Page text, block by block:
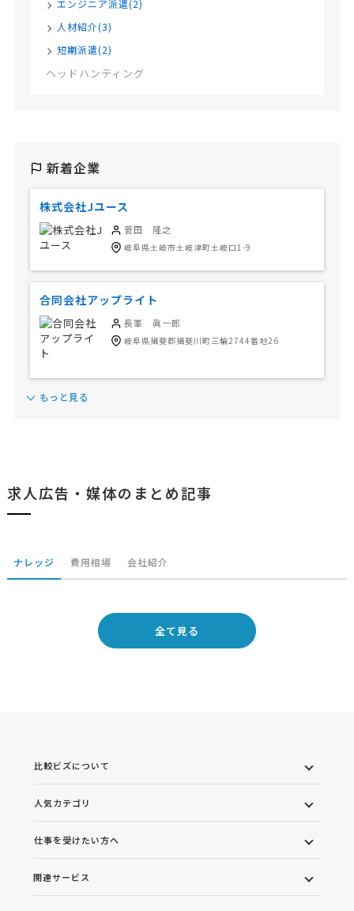
エンジニア派遣(2)
人材紹介(3)
短期派遣(2)
ヘッドハンティング
新着企業
株式会社Jユース
菅田 隆之
岐阜県土岐市土岐津町土岐口1-9
合同会社アップライト
長峯 眞一郎
岐阜県揖斐郡揖斐川町三輪2744番地26
もっと見る
求人広告・媒体のまとめ記事
ナレッジ 費用相場 会社紹介
全て見る
比較ビズについて
人気カテゴリ
仕事を受けたい方へ
関連サービス